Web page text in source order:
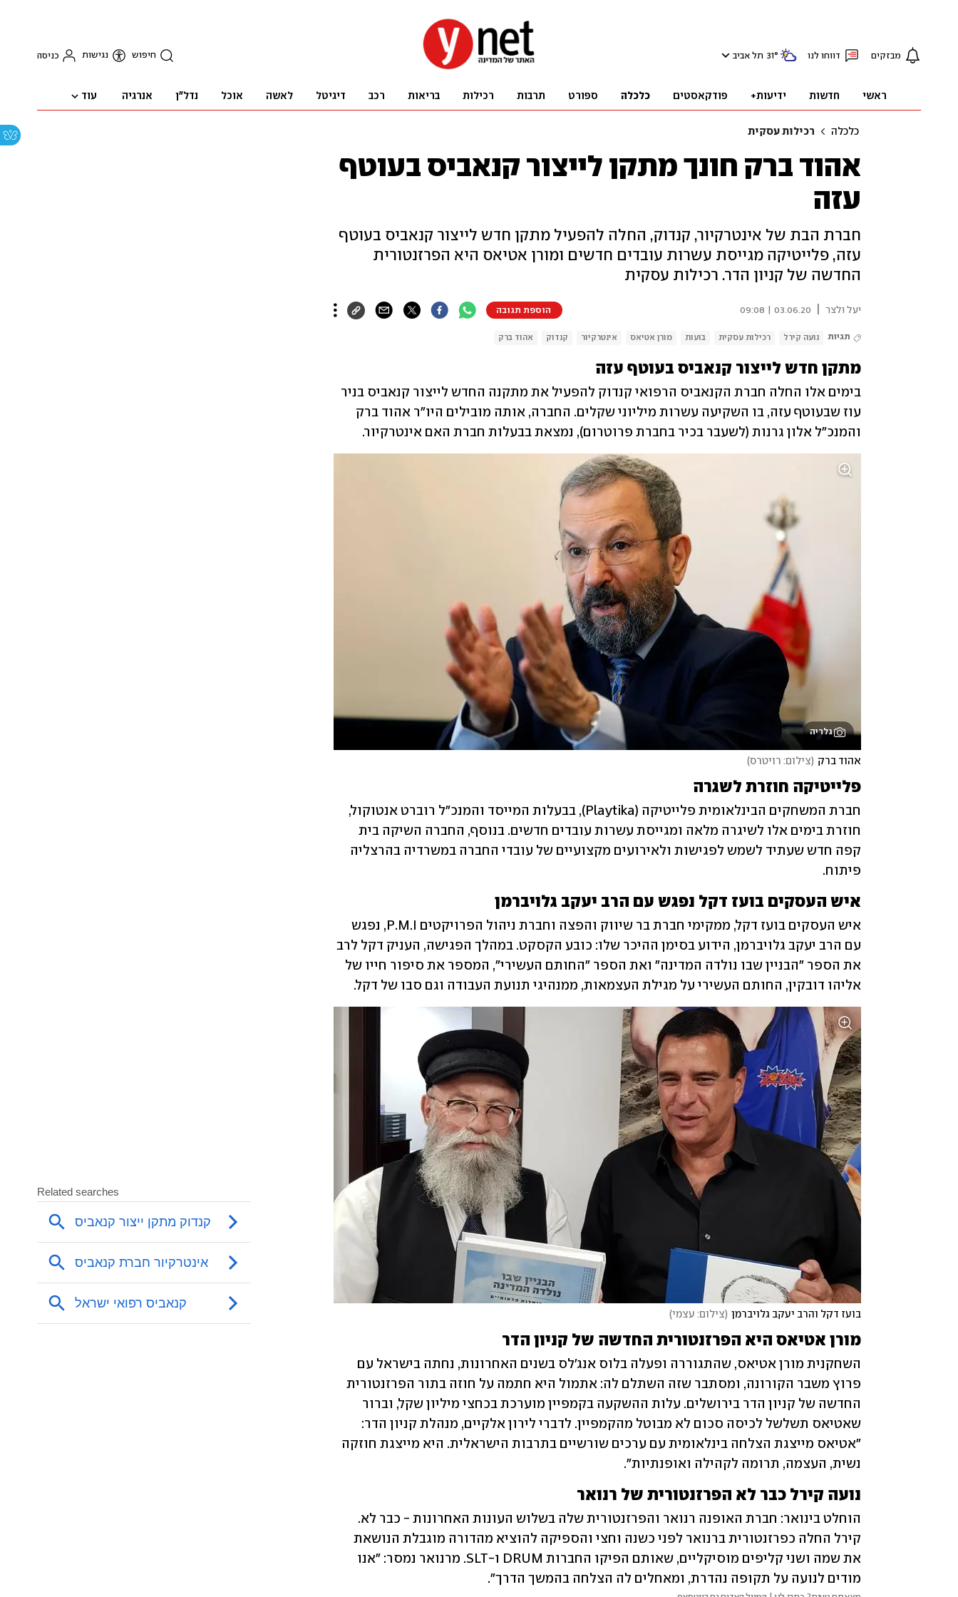
מבזקים דווחו לנו 31° תל אביב חיפוש נגישות כניסה
ראשי חדשות ידיעות+ פודקאסטים כלכלה ספורט תרבות רכילות בריאות רכב דיגיטל לאשה אוכל נדל"ן אנרגיה עוד
כלכלה רכילות עסקית
אהוד ברק חונך מתקן לייצור קנאביס בעוטף
עזה
חברת הבת של אינטרקיור, קנדוק, החלה להפעיל מתקן חדש לייצור קנאביס בעוטף
עזה, פלייטיקה מגייסת עשרות עובדים חדשים ומורן אטיאס היא הפרזנטורית
החדשה של קניון הדר. רכילות עסקית
יעל ולצר 03.06.20 | 09:08 הוספת תגובה
תגיות נועה קירל רכילות עסקית בועות מורן אטיאס אינטרקיור קנדוק אהוד ברק
מתקן חדש לייצור קנאביס בעוטף עזה
והמנכ"ל אלון גרנות (לשעבר בכיר בחברת פרוטרום), נמצאת בבעלות חברת האם אינטרקיור.
גלריה
אהוד ברק (צילום: רויטרס)
פלייטיקה חוזרת לשגרה
פיתוח.
איש העסקים בועז דקל נפגש עם הרב יעקב גלויברמן
אליהו דובקין, החותם העשירי על מגילת העצמאות, ממנהיגי תנועת העבודה וגם סבו של דקל.
בועז דקל והרב יעקב גלויברמן (צילום: עצמי)
מורן אטיאס היא הפרזנטורית החדשה של קניון הדר
נשית, העצמה, תרומה לקהילה ואופנתיות".
נועה קירל כבר לא הפרזנטורית של רנואר
מודים לנועה על תקופה נהדרת, ומאחלים לה הצלחה בהמשך הדרך".